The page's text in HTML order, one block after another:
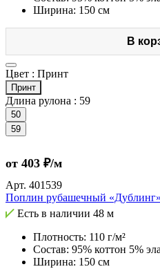
Ширина: 150 см
В
Цвет : Принт
Принт
Длина рулона : 59
50
59
от 403 ₽/м
Арт. 401539
Поплин рубашечный «Дублинг»
Есть в наличии 48 м
Плотность: 110 г/м²
Состав: 95% коттон 5%
Ширина: 150 см